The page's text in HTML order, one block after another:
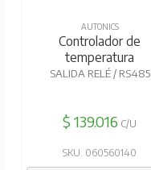
AUTONICS
Controlador de
temperatura
SALIDA RELÉ / RS485
$ 139.016 C/U
SKU: 060560140